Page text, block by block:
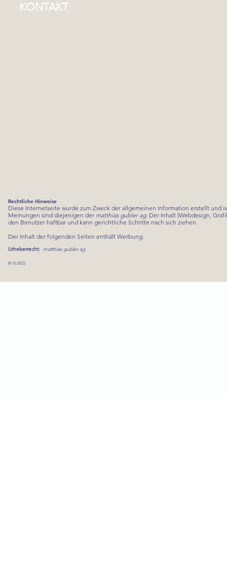
KONTAKT
Rechtliche Hinweise
Diese Internetseite wurde zum Zweck der allgemeinen Information erstellt und
Meinungen sind diejenigen der matthias gubler ag. Der Inhalt (Webdesign,
den Benutzer haftbar und kann gerichtliche Schritte nach sich ziehen.
Der Inhalt der folgenden Seiten enthält Werbung.
Urheberrecht: matthias gubler ag
© 10.2022